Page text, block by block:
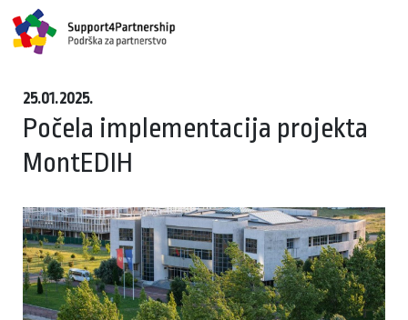
25.01.2025.
Počela implementacija projekta
MontEDIH